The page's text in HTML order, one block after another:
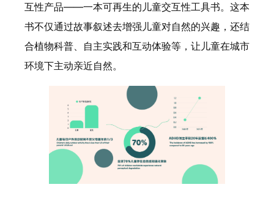
互性产品——一本可再生的儿童交互性工具书。这本
书不仅通过故事叙述去增强儿童对自然的兴趣，还结
合植物科普、自主实践和互动体验等，让儿童在城市
环境下主动亲近自然。